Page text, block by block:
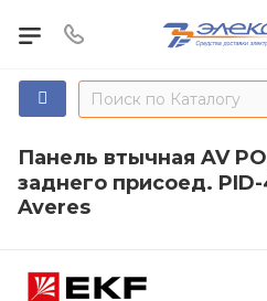
Панель втычная AV
заднего присоед.
Averes